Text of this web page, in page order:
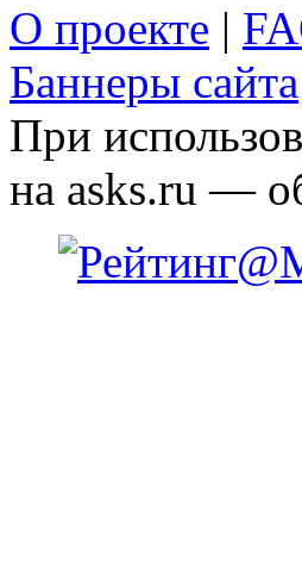
О проекте |
Баннеры сайта
При
на asks.ru —